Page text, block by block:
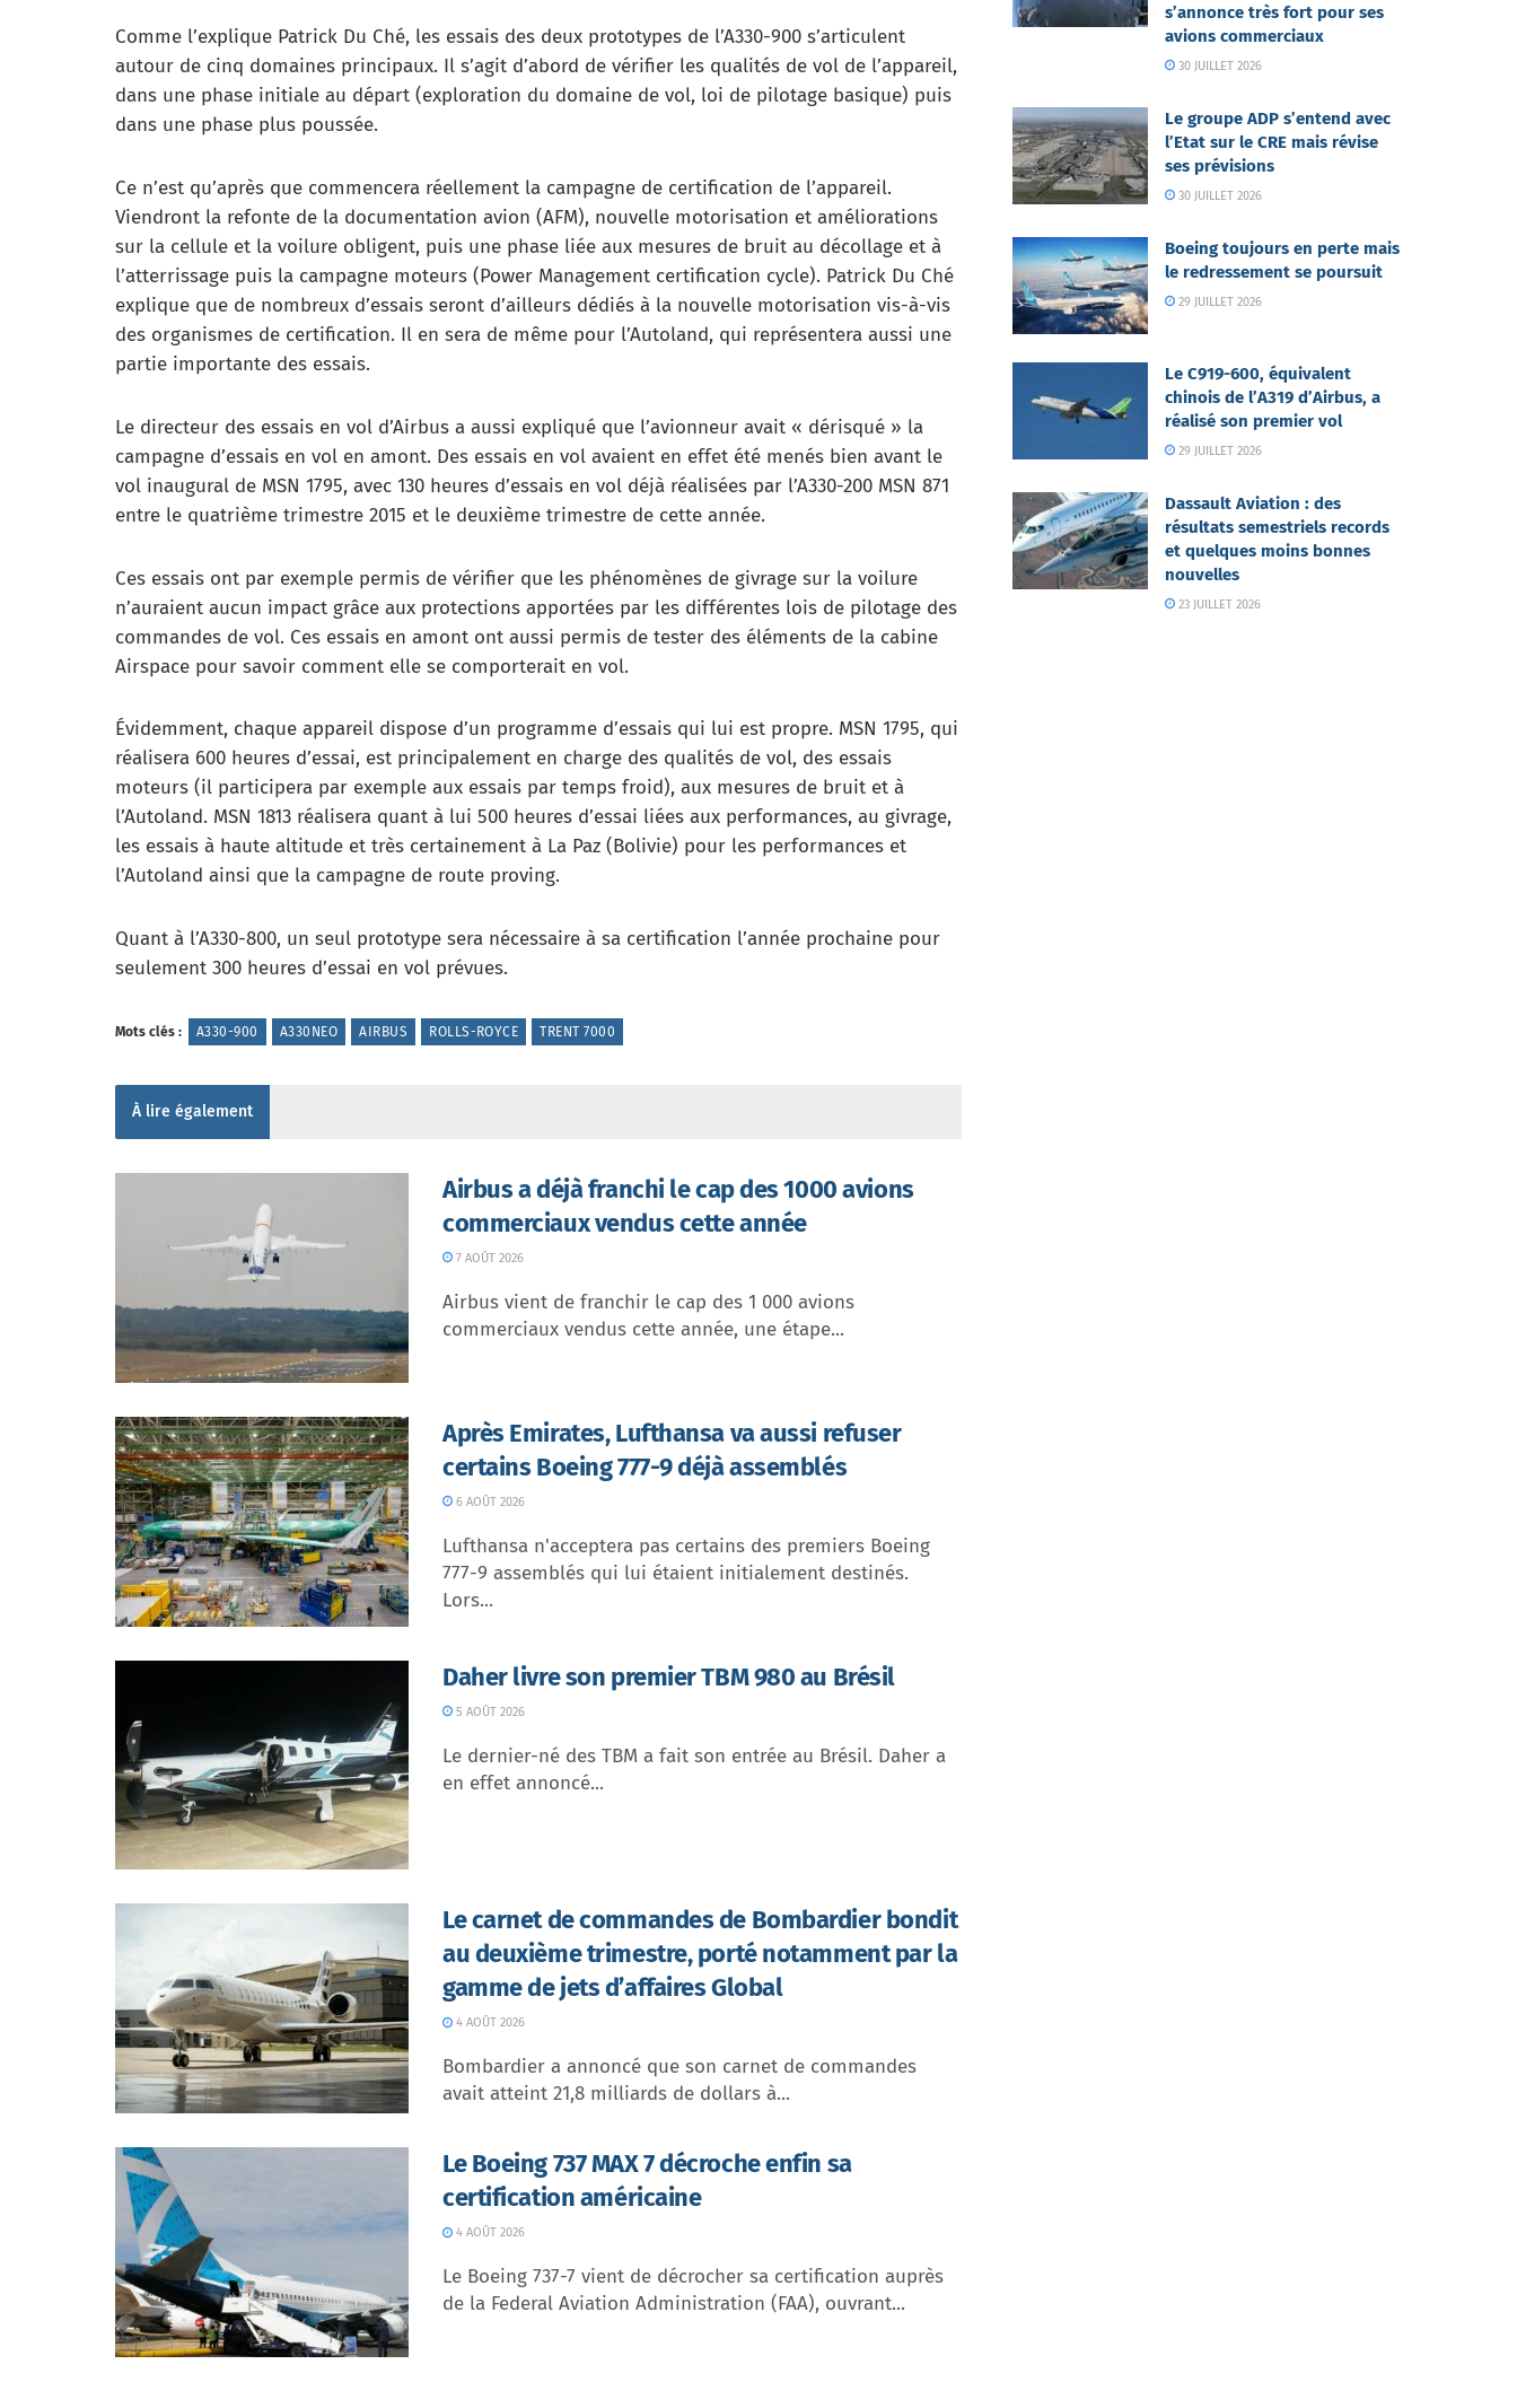
Comme l’explique Patrick Du Ché, les essais des deux prototypes de l’A330-900 s’articulent
autour de cinq domaines principaux. Il s’agit d’abord de vérifier les qualités de vol de l’appareil,
dans une phase initiale au départ (exploration du domaine de vol, loi de pilotage basique) puis
dans une phase plus poussée.
Ce n’est qu’après que commencera réellement la campagne de certification de l’appareil.
Viendront la refonte de la documentation avion (AFM), nouvelle motorisation et améliorations
sur la cellule et la voilure obligent, puis une phase liée aux mesures de bruit au décollage et à
l’atterrissage puis la campagne moteurs (Power Management certification cycle). Patrick Du Ché
explique que de nombreux d’essais seront d’ailleurs dédiés à la nouvelle motorisation vis-à-vis
des organismes de certification. Il en sera de même pour l’Autoland, qui représentera aussi une
partie importante des essais.
Le directeur des essais en vol d’Airbus a aussi expliqué que l’avionneur avait « dérisqué » la
campagne d’essais en vol en amont. Des essais en vol avaient en effet été menés bien avant le
vol inaugural de MSN 1795, avec 130 heures d’essais en vol déjà réalisées par l’A330-200 MSN 871
entre le quatrième trimestre 2015 et le deuxième trimestre de cette année.
Ces essais ont par exemple permis de vérifier que les phénomènes de givrage sur la voilure
n’auraient aucun impact grâce aux protections apportées par les différentes lois de pilotage des
commandes de vol. Ces essais en amont ont aussi permis de tester des éléments de la cabine
Airspace pour savoir comment elle se comporterait en vol.
Évidemment, chaque appareil dispose d’un programme d’essais qui lui est propre. MSN 1795, qui
réalisera 600 heures d’essai, est principalement en charge des qualités de vol, des essais
moteurs (il participera par exemple aux essais par temps froid), aux mesures de bruit et à
l’Autoland. MSN 1813 réalisera quant à lui 500 heures d’essai liées aux performances, au givrage,
les essais à haute altitude et très certainement à La Paz (Bolivie) pour les performances et
l’Autoland ainsi que la campagne de route proving.
Quant à l’A330-800, un seul prototype sera nécessaire à sa certification l’année prochaine pour
seulement 300 heures d’essai en vol prévues.
Mots clés : A330-900 A330NEO AIRBUS ROLLS-ROYCE TRENT 7000
À lire également
Airbus a déjà franchi le cap des 1000 avions
commerciaux vendus cette année
7 AOÛT 2026
Airbus vient de franchir le cap des 1 000 avions
commerciaux vendus cette année, une étape...
Après Emirates, Lufthansa va aussi refuser
certains Boeing 777-9 déjà assemblés
6 AOÛT 2026
Lufthansa n'acceptera pas certains des premiers Boeing
777-9 assemblés qui lui étaient initialement destinés.
Lors...
Daher livre son premier TBM 980 au Brésil
5 AOÛT 2026
Le dernier-né des TBM a fait son entrée au Brésil. Daher a
en effet annoncé...
Le carnet de commandes de Bombardier bondit
au deuxième trimestre, porté notamment par la
gamme de jets d’affaires Global
4 AOÛT 2026
Bombardier a annoncé que son carnet de commandes
avait atteint 21,8 milliards de dollars à...
Le Boeing 737 MAX 7 décroche enfin sa
certification américaine
4 AOÛT 2026
Le Boeing 737-7 vient de décrocher sa certification auprès
de la Federal Aviation Administration (FAA), ouvrant...
s’annonce très fort pour ses
avions commerciaux
30 JUILLET 2026
Le groupe ADP s’entend avec
l’Etat sur le CRE mais révise
ses prévisions
30 JUILLET 2026
Boeing toujours en perte mais
le redressement se poursuit
29 JUILLET 2026
Le C919-600, équivalent
chinois de l’A319 d’Airbus, a
réalisé son premier vol
29 JUILLET 2026
Dassault Aviation : des
résultats semestriels records
et quelques moins bonnes
nouvelles
23 JUILLET 2026